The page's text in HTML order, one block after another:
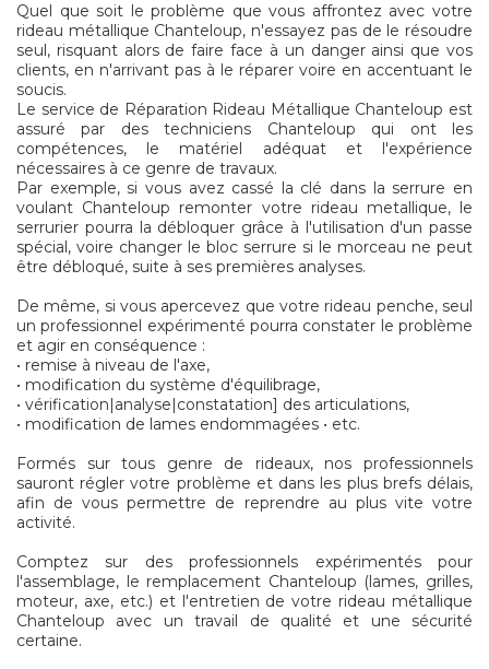
Quel que soit le problème que vous affrontez avec votre
rideau métallique Chanteloup, n'essayez pas de le résoudre
seul, risquant alors de faire face à un danger ainsi que vos
clients, en n'arrivant pas à le réparer voire en accentuant le
soucis.
Le service de Réparation Rideau Métallique Chanteloup est
assuré par des techniciens Chanteloup qui ont les
compétences, le matériel adéquat et l'expérience
nécessaires à ce genre de travaux.
Par exemple, si vous avez cassé la clé dans la serrure en
voulant Chanteloup remonter votre rideau metallique, le
serrurier pourra la débloquer grâce à l'utilisation d'un passe
spécial, voire changer le bloc serrure si le morceau ne peut
être débloqué, suite à ses premières analyses.
De même, si vous apercevez que votre rideau penche, seul
un professionnel expérimenté pourra constater le problème
et agir en conséquence :
• remise à niveau de l'axe,
• modification du système d'équilibrage,
• vérification|analyse|constatation] des articulations,
• modification de lames endommagées • etc.
Formés sur tous genre de rideaux, nos professionnels
sauront régler votre problème et dans les plus brefs délais,
afin de vous permettre de reprendre au plus vite votre
activité.
Comptez sur des professionnels expérimentés pour
l'assemblage, le remplacement Chanteloup (lames, grilles,
moteur, axe, etc.) et l'entretien de votre rideau métallique
Chanteloup avec un travail de qualité et une sécurité
certaine.